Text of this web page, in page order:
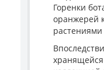
Горенки
оранжерей